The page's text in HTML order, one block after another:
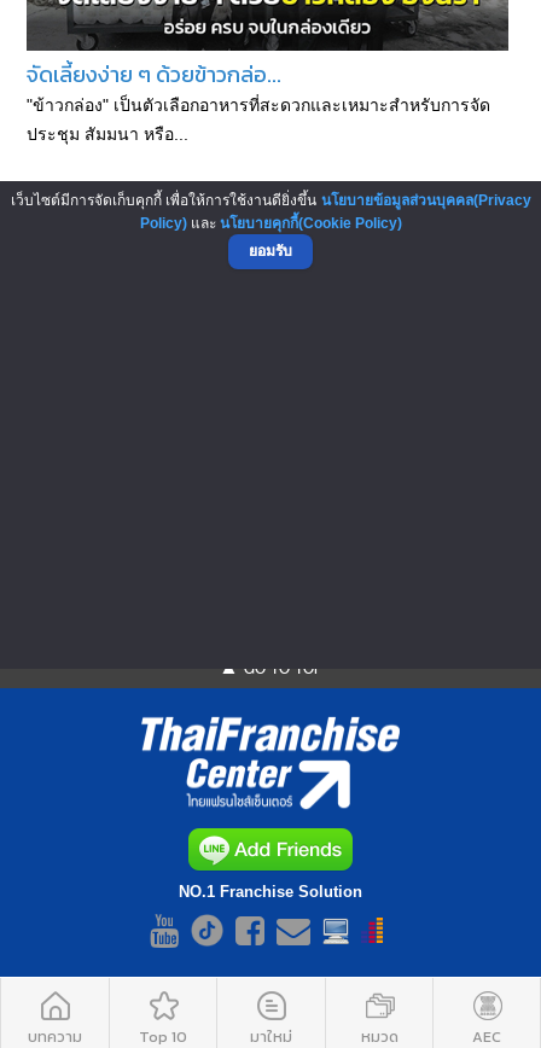
จัดเลี้ยงง่าย ๆ ด้วยข้าวกล่อ...
"ข้าวกล่อง" เป็นตัวเลือกอาหารที่สะดวกและเหมาะสำหรับการจัด
ประชุม สัมมนา หรือ...
▲ GO TO TOP
NO.1 Franchise Solution
เว็บไซต์มีการจัดเก็บคุกกี้ เพื่อให้การใช้งานดียิ่งขึ้น นโยบายข้อมูลส่วนบุคคล(Privacy
Policy)และ นโยบายคุกกี้(Cookie Policy)
ยอมรับ
บทความ Top 10 มาใหม่ หมวด AEC